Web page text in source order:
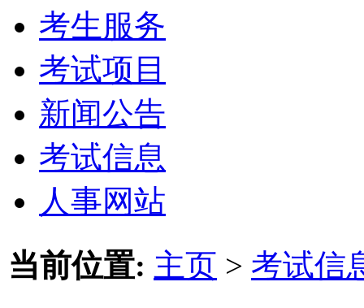
考生服务
考试项目
新闻公告
考试信息
人事网站
当前位置: 主页 > 考试信